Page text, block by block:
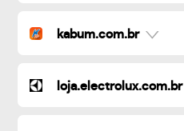
kabum.com.br
loja.electrolux.com.br